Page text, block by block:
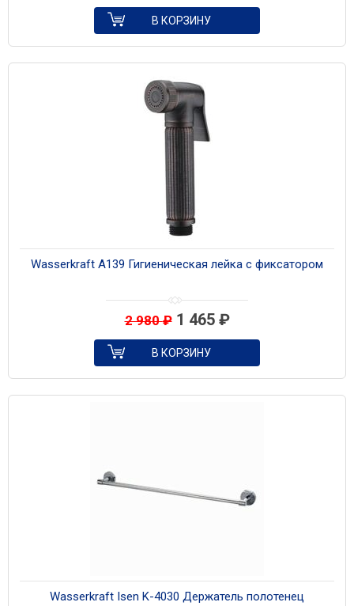
В КОРЗИНУ
Wasserkraft A139 Гигиеническая лейка с фиксатором
2 980₽ 1 465 ₽
В КОРЗИНУ
Wasserkraft Isen K-4030 Держатель полотенец